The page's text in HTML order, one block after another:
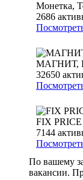
Монетка,
2686
МАГНИТ,
32650
FIX PRICE
7144
По вашему
вакансии.